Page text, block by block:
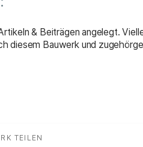
& Beiträgen angelegt.
diesem Bauwerk und
TEILEN